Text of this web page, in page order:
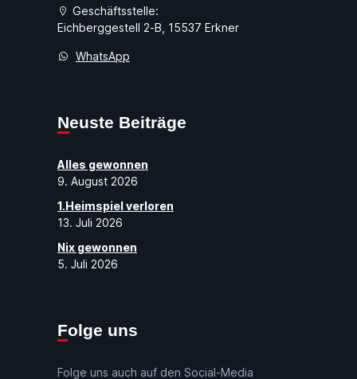
Geschäftsstelle:
Eichberggestell 2-B, 15537 Erkner
WhatsApp
Neuste Beiträge
Alles gewonnen
9. August 2026
1.Heimspiel verloren
13. Juli 2026
Nix gewonnen
5. Juli 2026
Folge uns
Folge uns auch auf den Social-Media